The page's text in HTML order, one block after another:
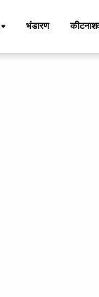
भंडारण